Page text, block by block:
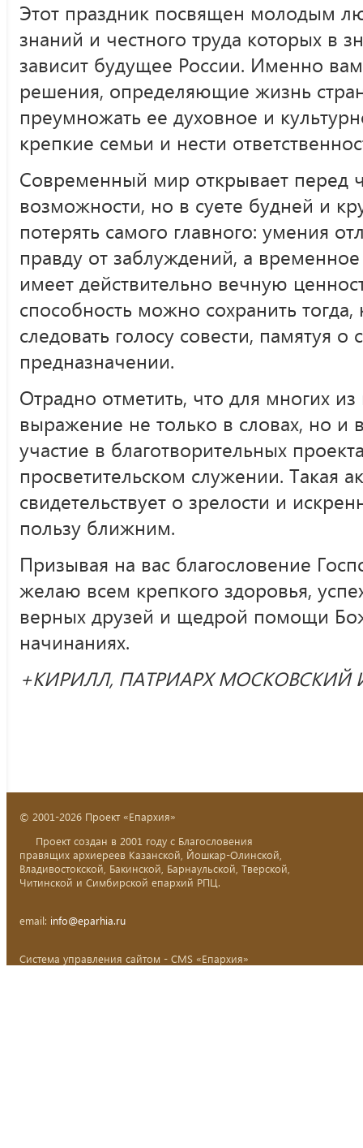
Этот праздник посвящен молодым
знаний и честного труда которых в
зависит будущее России. Именно
решения, определяющие жизнь
преумножать ее духовное и
крепкие семьи и нести
Современный мир открывает перед
возможности, но в суете будней и
потерять самого главного: умения
правду от заблуждений, а
имеет действительно вечную
способность можно сохранить тогда,
следовать голосу совести, памятуя
предназначении.
Отрадно отметить, что для многих
выражение не только в словах, но и
участие в благотворительных
просветительском служении. Такая
свидетельствует о зрелости и
пользу ближним.
Призывая на вас благословение
желаю всем крепкого здоровья,
верных друзей и щедрой помощи
начинаниях.
+КИРИЛЛ, ПАТРИАРХ МОСКОВСКИЙ
© 2001-2026 Проект «Епархия»
Проект создан в 2001 году с Благословения
правящих архиереев Казанской, Йошкар-Олинской,
Владивостокской, Бакинской, Барнаульской, Тверской,
Читинской и Симбирской епархий РПЦ.
email: info@eparhia.ru
Система управления сайтом - CMS «Епархия»